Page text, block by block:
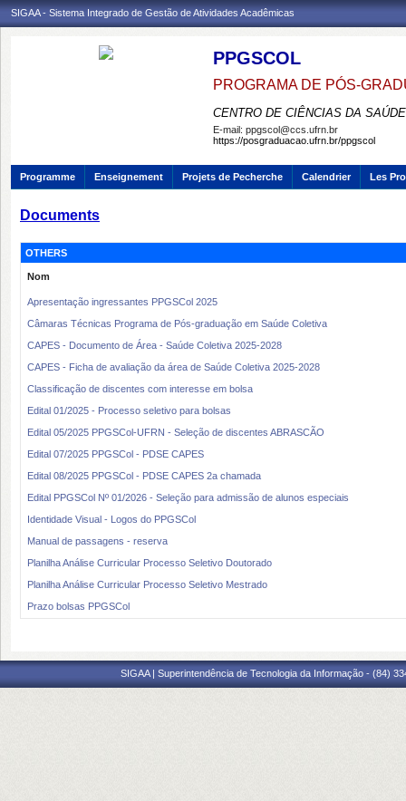
SIGAA - Sistema Integrado de Gestão de Atividades Acadêmicas
PPGSCOL
PROGRAMA DE PÓS-
CENTRO DE CIÊNCIAS DA SAÚDE
E-mail: ppgscol@ccs.ufrn.br
https://posgraduacao.ufrn.br/ppgscol
Programme Enseignement Projets de Pecherche Calendrier Les
Documents
OTHERS
Nom
Apresentação ingressantes PPGSCol 2025
Câmaras Técnicas Programa de Pós-graduação em Saúde Coletiva
CAPES - Documento de Área - Saúde Coletiva 2025-2028
CAPES - Ficha de avaliação da área de Saúde Coletiva 2025-2028
Classificação de discentes com interesse em bolsa
Edital 01/2025 - Processo seletivo para bolsas
Edital 05/2025 PPGSCol-UFRN - Seleção de discentes ABRASCÃO
Edital 07/2025 PPGSCol - PDSE CAPES
Edital 08/2025 PPGSCol - PDSE CAPES 2a chamada
Edital PPGSCol Nº 01/2026 - Seleção para admissão de alunos especiais
Identidade Visual - Logos do PPGSCol
Manual de passagens - reserva
Planilha Análise Curricular Processo Seletivo Doutorado
Planilha Análise Curricular Processo Seletivo Mestrado
Prazo bolsas PPGSCol
SIGAA | Superintendência de Tecnologia da Informação - (84)